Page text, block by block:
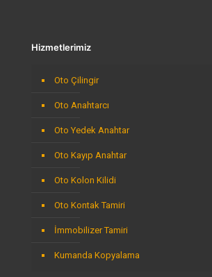
Hizmetlerimiz
Oto Çilingir
Oto Anahtarcı
Oto Yedek Anahtar
Oto Kayıp Anahtar
Oto Kolon Kilidi
Oto Kontak Tamiri
İmmobilizer Tamiri
Kumanda Kopyalama